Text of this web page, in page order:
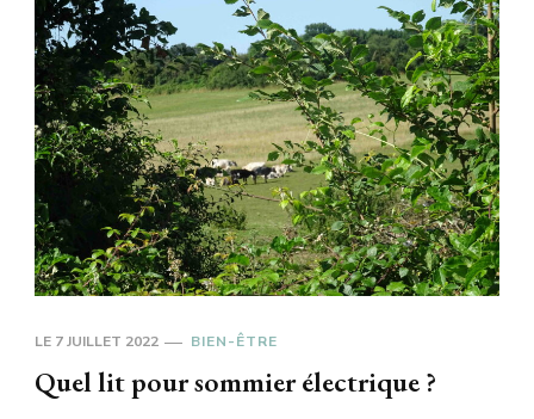
LE 7 JUILLET 2022 BIEN-ÊTRE
Quel lit pour sommier électrique ?